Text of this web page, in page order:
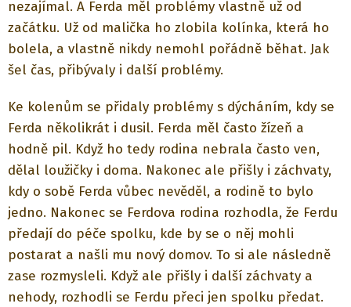
nezajímal. A Ferda měl problémy vlastně už od
začátku. Už od malička ho zlobila kolínka, která ho
bolela, a vlastně nikdy nemohl pořádně běhat. Jak
šel čas, přibývaly i další problémy.
Ke kolenům se přidaly problémy s dýcháním, kdy se
Ferda několikrát i dusil. Ferda měl často žízeň a
hodně pil. Když ho tedy rodina nebrala často ven,
dělal loužičky i doma. Nakonec ale přišly i záchvaty,
kdy o sobě Ferda vůbec nevěděl, a rodině to bylo
jedno. Nakonec se Ferdova rodina rozhodla, že Ferdu
předají do péče spolku, kde by se o něj mohli
postarat a našli mu nový domov. To si ale následně
zase rozmysleli. Když ale přišly i další záchvaty a
nehody, rozhodli se Ferdu přeci jen spolku předat.